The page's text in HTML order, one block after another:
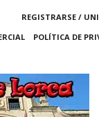
REGISTRARSE /
POLÍTICA DE